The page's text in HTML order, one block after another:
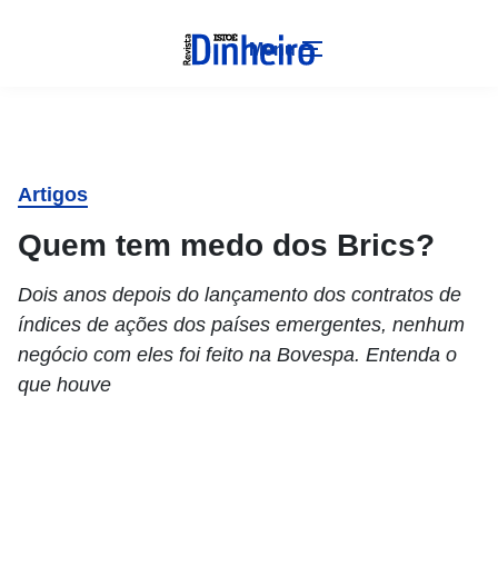
Menu
Artigos
Quem tem medo dos Brics?
Dois anos depois do lançamento dos contratos de
índices de ações dos países emergentes, nenhum
negócio com eles foi feito na Bovespa. Entenda o
que houve